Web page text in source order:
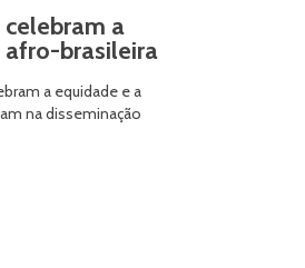
a
afro-brasileira
a equidade e a
na disseminação